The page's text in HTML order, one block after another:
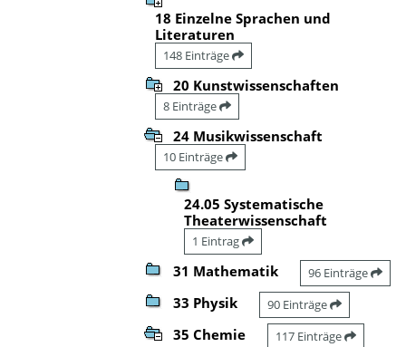
18 Einzelne Sprachen und
Literaturen
148 Einträge
20 Kunstwissenschaften
8 Einträge
24 Musikwissenschaft
10 Einträge
24.05 Systematische
Theaterwissenschaft
1 Eintrag
31 Mathematik 96 Einträge
33 Physik 90 Einträge
35 Chemie 117 Einträge